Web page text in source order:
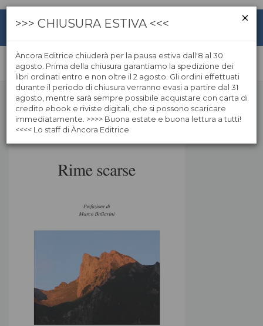
>>> CHIUSURA ESTIVA <<<
Àncora Editrice chiuderà per la pausa estiva dall'8 al 30
agosto. Prima della chiusura garantiamo la spedizione dei
libri ordinati entro e non oltre il 2 agosto. Gli ordini effettuati
durante il periodo di chiusura verranno evasi a partire dal 31
agosto, mentre sarà sempre possibile acquistare con carta di
credito ebook e riviste digitali, che si possono scaricare
immediatamente. >>>> Buona estate e buona lettura a tutti!
<<<< Lo staff di Àncora Editrice